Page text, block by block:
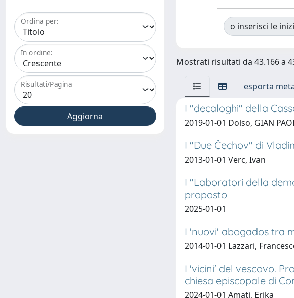
Ordina per:
In ordine:
Risultati/Pagina
o inserisci le
Mostrati risultati da 43.166 a
esporta
I "decaloghi" della
2019-01-01 Dolso, GIAN
I "Due Čechov" di
2013-01-01 Verc, Ivan
I "Laboratori della
proposto
2025-01-01
I 'nuovi' abogados tra
2014-01-01 Lazzari,
I 'vicini' del vescovo.
chiesa episcopale di
2024-01-01 Amati, Erika